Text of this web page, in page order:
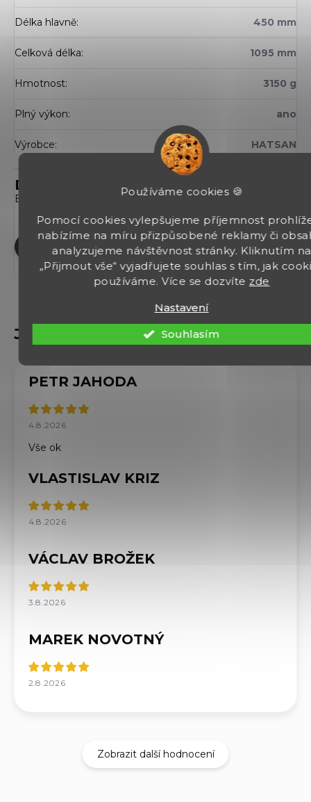
Používáme cookies 🍪
Pomocí cookies vylepšujeme příjemnost
nabízíme na míru přizpůsobené reklamy či
analyzujeme návštěvnost stránky. Kliknutím na
„Přijmout vše“ vyjadřujete souhlas s tím, jak
používáme. Více se dozvíte zde
Nastavení
Souhlasím
Délka hlavně: 450 mm
Celková délka: 1095 mm
Hmotnost: 3150 g
Plný výkon: ano
Výrobce: HATSAN
Diskuze
Buďte první, kdo napíše příspěvek k této položce.
Přidat komentář
PETR JAHODA
4.8.2026
Vše ok
VLASTISLAV KRIZ
4.8.2026
VÁCLAV BROŽEK
3.8.2026
MAREK NOVOTNÝ
2.8.2026
Zobrazit další hodnocení